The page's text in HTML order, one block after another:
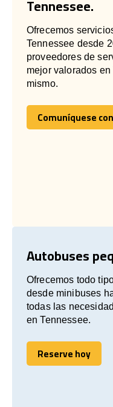
Tennessee.
Ofrecemos
Tennessee desde
proveedores de
mejor valorados
mismo.
Comuníquese
Comuníquese
Autobuses
Ofrecemos todo
desde minibuses
todas las
en Tennessee.
Reserve hoy
Reserve hoy